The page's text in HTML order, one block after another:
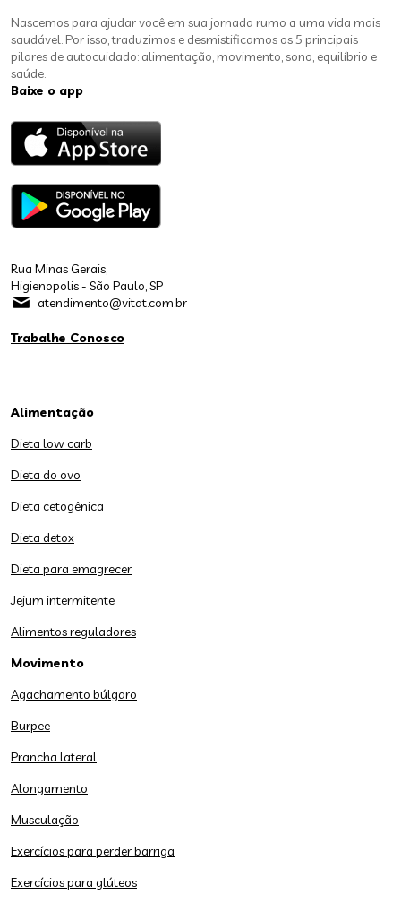
Nascemos para ajudar você em sua jornada rumo a uma vida mais
saudável. Por isso, traduzimos e desmistificamos os 5 principais
pilares de autocuidado: alimentação, movimento, sono, equilíbrio e
saúde.
Baixe o app
Rua Minas Gerais,
Higienopolis - São Paulo, SP
atendimento@vitat.com.br
Trabalhe Conosco
Alimentação
Dieta low carb
Dieta do ovo
Dieta cetogênica
Dieta detox
Dieta para emagrecer
Jejum intermitente
Alimentos reguladores
Movimento
Agachamento búlgaro
Burpee
Prancha lateral
Alongamento
Musculação
Exercícios para perder barriga
Exercícios para glúteos